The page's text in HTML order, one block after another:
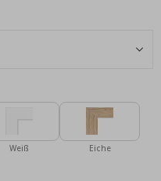
Weiß Eiche